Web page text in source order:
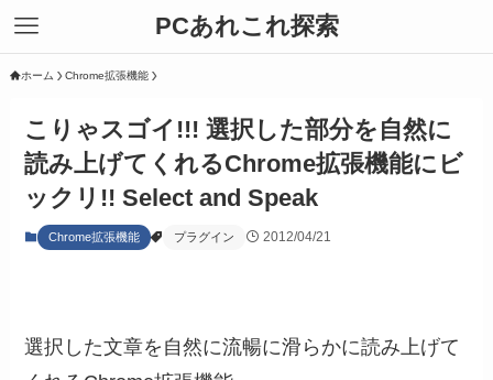
PCあれこれ探索
ホーム Chrome拡張機能
こりゃスゴイ!!! 選択した部分を自然に
読み上げてくれるChrome拡張機能にビ
ックリ!! Select and Speak
Chrome拡張機能 プラグイン 2012/04/21
選択した文章を自然に流暢に滑らかに読み上げて